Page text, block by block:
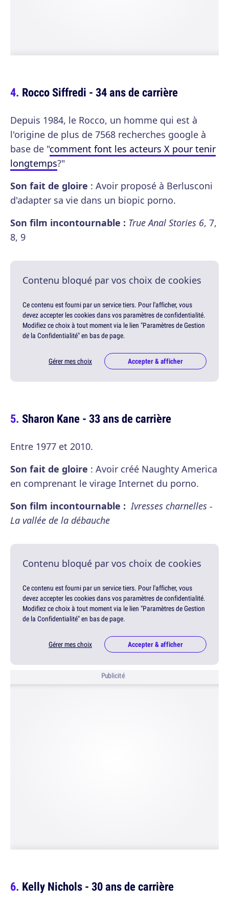
Rocco Siffredi - 34 ans de carrière
Depuis 1984, le Rocco, un homme qui est à
l'origine de plus de 7568 recherches google à
base de "comment font les acteurs X pour tenir
longtemps?"
Son fait de gloire : Avoir proposé à Berlusconi
d'adapter sa vie dans un biopic porno.
Son film incontournable : True Anal Stories 6, 7,
8, 9
Contenu bloqué par vos choix de cookies
Ce contenu est fourni par un service tiers. Pour l'afficher, vous
devez accepter les cookies dans vos paramètres de confidentialité.
Modifiez ce choix à tout moment via le lien "Paramètres de Gestion
de la Confidentialité" en bas de page.
Gérer mes choix Accepter & afficher
Sharon Kane - 33 ans de carrière
Entre 1977 et 2010.
Son fait de gloire : Avoir créé Naughty America
en comprenant le virage Internet du porno.
Son film incontournable : Ivresses charnelles -
La vallée de la débauche
Contenu bloqué par vos choix de cookies
Ce contenu est fourni par un service tiers. Pour l'afficher, vous
devez accepter les cookies dans vos paramètres de confidentialité.
Modifiez ce choix à tout moment via le lien "Paramètres de Gestion
de la Confidentialité" en bas de page.
Gérer mes choix Accepter & afficher
Publicité
Kelly Nichols - 30 ans de carrière